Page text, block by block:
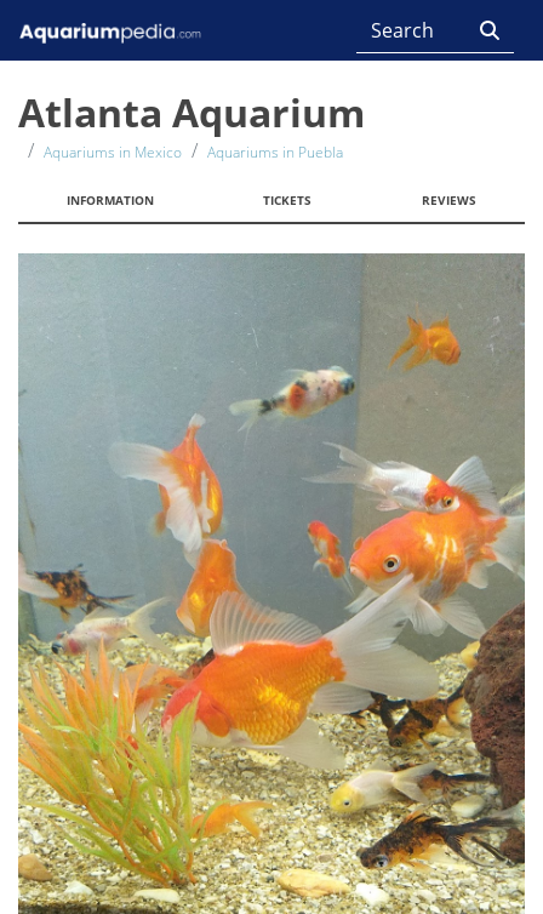
Atlanta Aquarium
Aquariums in Mexico Aquariums in Puebla
INFORMATION TICKETS REVIEWS